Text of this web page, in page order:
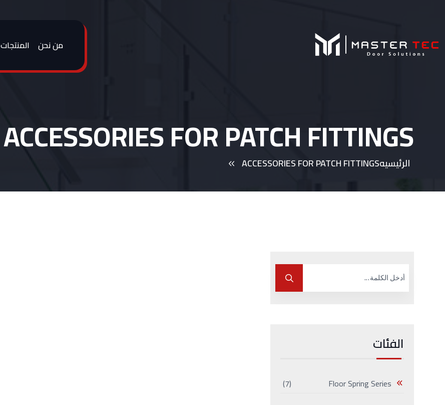
من نحن المنتجات
ACCESSORIES FOR PATCH FITTINGS
الرئيسيهACCESSORIES FOR PATCH FITTINGS
الفئات
Floor Spring Series
(7)